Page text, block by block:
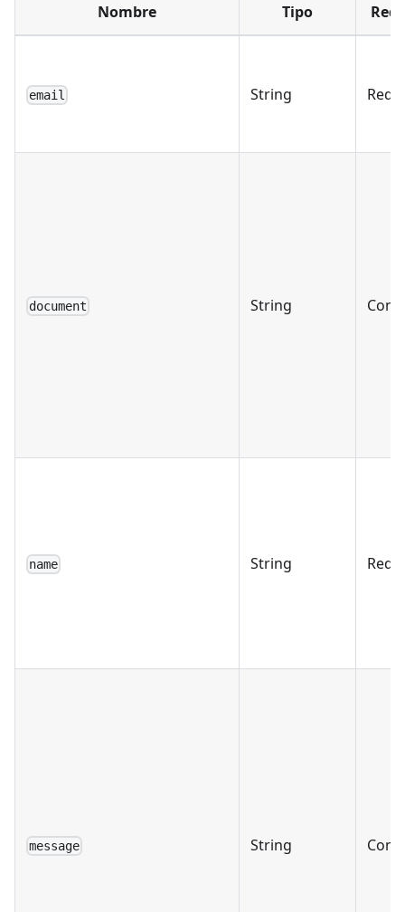
Nombre Tipo
email String
document String
name String
message String